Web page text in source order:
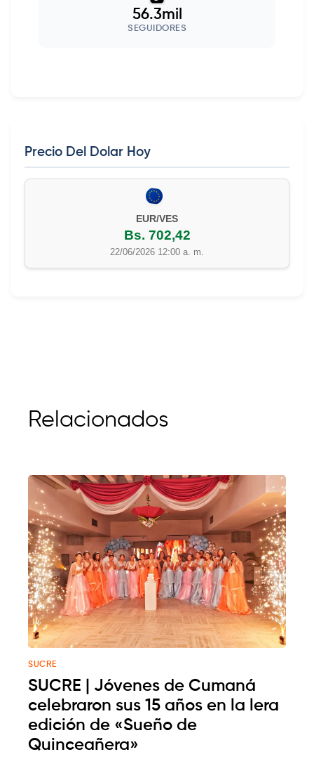
56.3mil
SEGUIDORES
Precio Del Dolar Hoy
EUR/VES
Bs. 702,42
22/06/2026 12:00 a. m.
Relacionados
SUCRE
SUCRE | Jóvenes de Cumaná
celebraron sus 15 años en la lera
edición de «Sueño de
Quinceañera»